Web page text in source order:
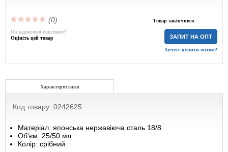
(0) Товар закінчився
ЗАПИТ НА ОПТ
Хочете купити оптом?
Чи задоволені покупкою?
Оцініть цей товар
Характеристики
Код товару: 0242625
Матеріал: японська нержавіюча сталь 18/8
Об'єм: 25/50 мл
Колір: срібний